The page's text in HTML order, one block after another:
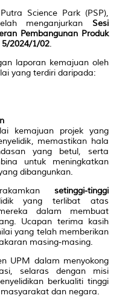
Science Park (PSP),
menganjurkan Sesi
Pembangunan Produk
5/2024/1/02.
laporan kemajuan oleh
yang terdiri daripada:
kemajuan projek yang
memastikan hala
yang betul, serta
untuk meningkatkan
dibangunkan.
setinggi-tinggi
yang terlibat atas
dalam membuat
Ucapan terima kasih
yang telah memberikan
masing-masing.
UPM dalam menyokong
selaras dengan misi
berkualiti tinggi
dan negara.